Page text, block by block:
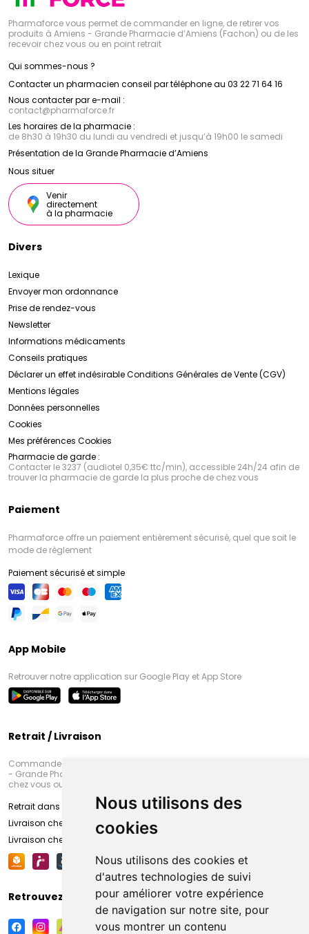
Nous utilisons des
cookies
Nous utilisons des cookies et
d'autres technologies de suivi
pour améliorer votre expérience
de navigation sur notre site, pour
vous montrer un contenu
Pharmaforce vous permet de commander en ligne, de retirer vos
produits à Amiens - Grande Pharmacie d’Amiens (Fachon) ou de les
recevoir chez vous ou en point retrait
Qui sommes-nous ?
Contacter un pharmacien conseil par téléphone au 03 22 71 64 16
Nous contacter par e-mail :
contact@pharmaforce.fr
Les horaires de la pharmacie :
de 8h30 à 19h30 du lundi au vendredi et jusqu’à 19h00 le samedi
Présentation de la Grande Pharmacie d’Amiens
Nous situer
Venir
directement
à la pharmacie
Divers
Lexique
Envoyer mon ordonnance
Prise de rendez-vous
Newsletter
Informations médicaments
Conseils pratiques
Déclarer un effet indésirableConditions Générales de Vente (CGV)
Mentions légales
Données personnelles
Cookies
Mes préférences Cookies
Pharmacie de garde :
Contacter le 3237 (audiotel 0,35€ ttc/min), accessible 24h/24 afin de
trouver la pharmacie de garde la plus proche de chez vous
Paiement
Pharmaforce offre un paiement entièrement sécurisé, quel que soit le
mode de règlement
Paiement sécurisé et simple
App Mobile
Retrouver notre application sur Google Play et App Store
Retrait / Livraison
Commandez en ligne et venez chercher votre commande à Amiens
- Grande Pharmacie d’Amiens (Fachon) ou recevez-là rapidement
chez vous ou en point retrait
Retrait dans la pharmacie d’Amiens
Livraison chez vous
Livraison chez votre commerçant
Retrouvez-nous sur vos réseaux sociaux